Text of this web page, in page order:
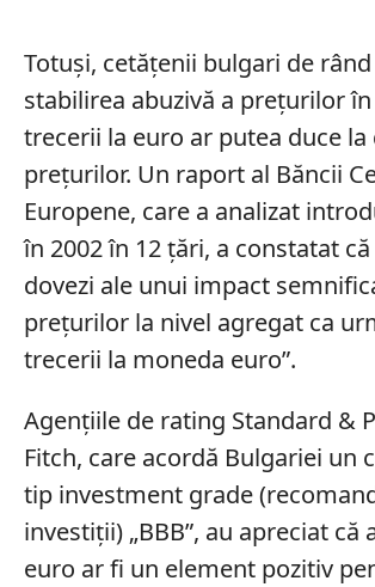
Totuși, cetățenii bulgari de
stabilirea abuzivă a preţurilor
trecerii la euro ar putea duce la
preţurilor. Un raport al Băncii
Europene, care a analizat
în 2002 în 12 ţări, a constatat
dovezi ale unui impact
preţurilor la nivel agregat ca
trecerii la moneda euro”.
Agenţiile de rating Standard &
Fitch, care acordă Bulgariei un
tip investment grade
investiţii) „BBB”, au apreciat că
euro ar fi un element pozitiv